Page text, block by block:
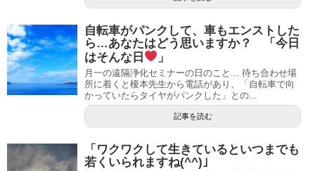
自転車がパンクして、車もエンストした
ら…あなたはどう思いますか？ 「今日
はそんな日
」
月一の遠隔浄化セミナーの日のこと... 待ち合わせ場
所に着くと榎本先生から電話があり、「自転車で向
かっていたらタイヤがパンクした」との...
記事を読む
「ワクワクして生きているといつまでも
若くいられますね(^^)｣